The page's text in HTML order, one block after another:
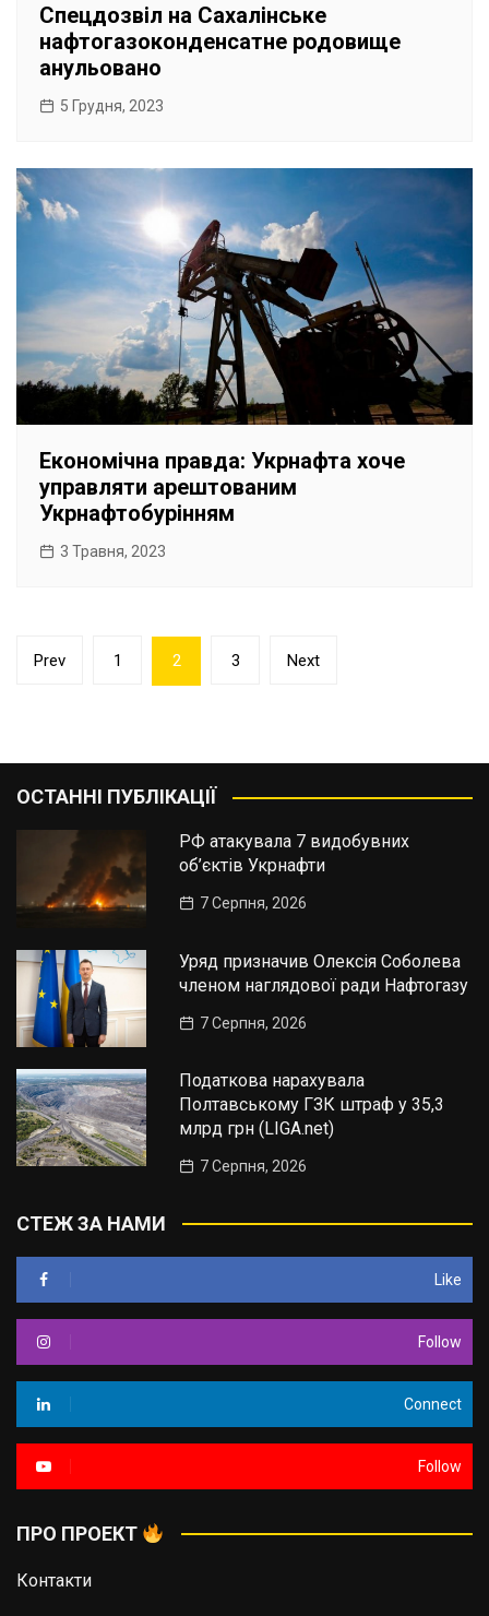
Спецдозвіл на Сахалінське
нафтогазоконденсатне родовище
анульовано
5 Грудня, 2023
Економічна правда: Укрнафта хоче
управляти арештованим
Укрнафтобурінням
3 Травня, 2023
Пагінація
Prev 1 2 3 Next
ОСТАННІ ПУБЛІКАЦІЇ
РФ атакувала 7 видобувних
об’єктів Укрнафти
7 Серпня, 2026
Уряд призначив Олексія Соболева
членом наглядової ради Нафтогазу
7 Серпня, 2026
Податкова нарахувала
Полтавському ГЗК штраф у 35,3
млрд грн (LIGA.net)
7 Серпня, 2026
СТЕЖ ЗА НАМИ
Like
Follow
Connect
Follow
ПРО ПРОЕКТ
Контакти